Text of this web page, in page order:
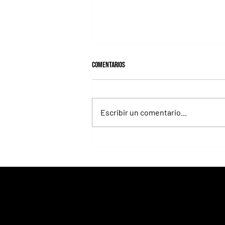
Comentarios
Escribir un comentario...